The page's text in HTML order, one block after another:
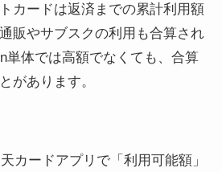
カードは返済までの累計利用額
販やサブスクの利用も合算され
単体では高額でなくても、合算
があります。
カードアプリで「利用可能額」